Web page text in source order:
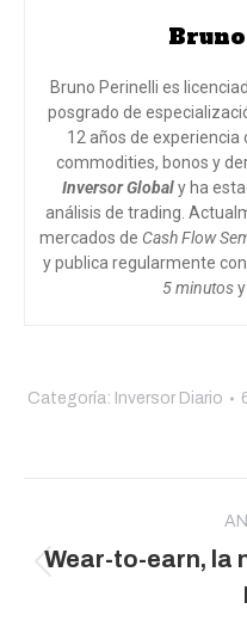
Bruno Perinelli es
posgrado de
12 años de
commodities, bonos y
Inversor Globaly ha
análisis de trading.
mercados de Cash Flow
y publica regularmente
5 minutosy
Categoría: Inversor Diario
Wear-to-earn, la